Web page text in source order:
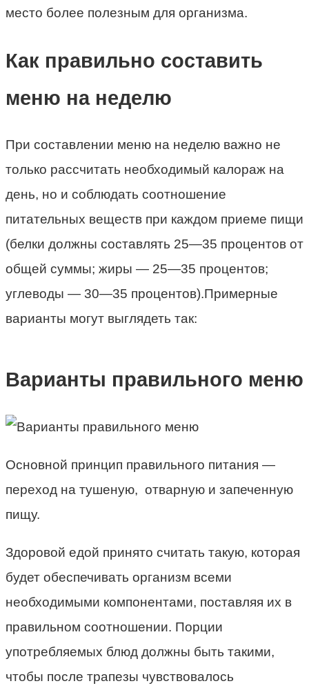
место более полезным для организма.
Как правильно составить
меню на неделю
При составлении меню на неделю важно не
только рассчитать необходимый калораж на
день, но и соблюдать соотношение
питательных веществ при каждом приеме пищи
(белки должны составлять 25—35 процентов от
общей суммы; жиры — 25—35 процентов;
углеводы — 30—35 процентов).Примерные
варианты могут выглядеть так:
Варианты правильного меню
Основной принцип правильного питания —
переход на тушеную, отварную и запеченную
пищу.
Здоровой едой принято считать такую, которая
будет обеспечивать организм всеми
необходимыми компонентами, поставляя их в
правильном соотношении. Порции
употребляемых блюд должны быть такими,
чтобы после трапезы чувствовалось